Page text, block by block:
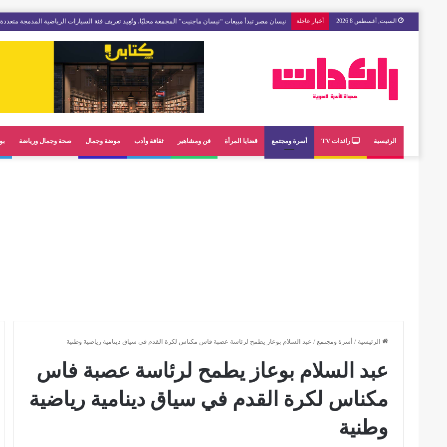
السبت, أغسطس 8 2026 أخبار عاجلة مع « The Next Ad » ، إنوي يُسند حملته الإعلانية المقبلة إلى الشباب المغربي
الرئيسية رائدات TV أسرة ومجتمع قضايا المرأة فن ومشاهير ثقافة وأدب موضة وجمال صحة وجمال ورياضة
الرئيسية / أسرة ومجتمع / عبد السلام بوعاز يطمح لرئاسة عصبة فاس مكناس لكرة القدم في سياق دينامية رياضية وطنية
عبد السلام بوعاز يطمح لرئاسة عصبة فاس
مكناس لكرة القدم في سياق دينامية رياضية
وطنية